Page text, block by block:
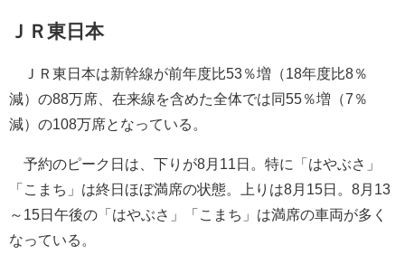
ＪＲ東日本
ＪＲ東日本は新幹線が前年度比53％増（18年度比8％
減）の88万席、在来線を含めた全体では同55％増（7％
減）の108万席となっている。
予約のピーク日は、下りが8月11日。特に「はやぶさ」
「こまち」は終日ほぼ満席の状態。上りは8月15日。8月13
～15日午後の「はやぶさ」「こまち」は満席の車両が多く
なっている。